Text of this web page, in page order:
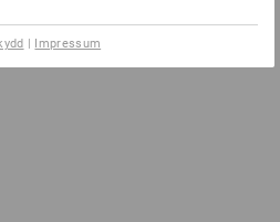
| Impressum